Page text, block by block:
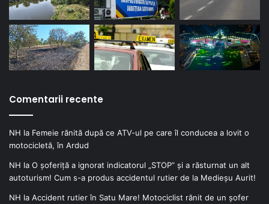
Comentarii recente
NH la Femeie rănită după ce ATV-ul pe care îl conducea a lovit o
motocicletă, în Ardud
NH la O șoferiță a ignorat indicatorul „STOP” și a răsturnat un alt
autoturism! Cum s-a produs accidentul rutier de la Medieșu Aurit!
NH la Accident rutier în Satu Mare! Motociclist rănit de un șofer